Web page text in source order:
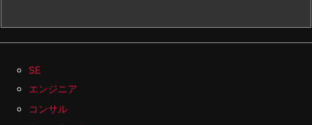
SE
エンジニア
コンサル